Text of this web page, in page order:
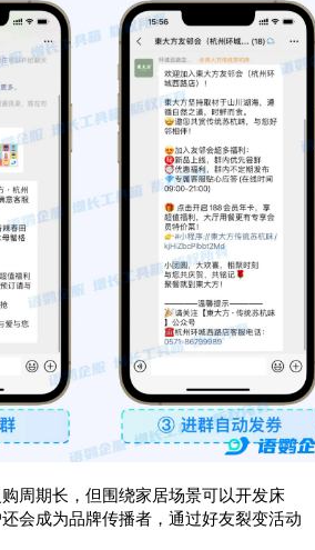
周期长，但围绕家居场景可以开发床
会成为品牌传播者，通过好友裂变活动